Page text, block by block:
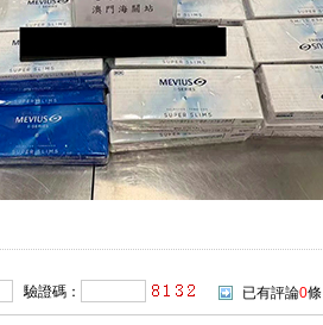
驗證碼： 已有評論0條